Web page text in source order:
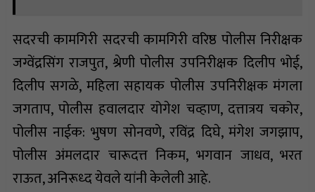
सदरची कामगिरी सदरची कामगिरी वरिष्ठ पोलीस निरीक्षक
जग्वेंद्रसिंग राजपुत, श्रेणी पोलीस उपनिरीक्षक दिलीप भोई,
दिलीप सगळे, महिला सहायक पोलीस उपनिरीक्षक मंगला
जगताप, पोलीस हवालदार योगेश चव्हाण, दत्तात्रय चकोर,
पोलीस नाईक: भुषण सोनवणे, रविंद्र दिघे, मंगेश जगझाप,
पोलीस अंमलदार चारूदत्त निकम, भगवान जाधव, भरत
राऊत, अनिरूध्द येवले यांनी केलेली आहे.